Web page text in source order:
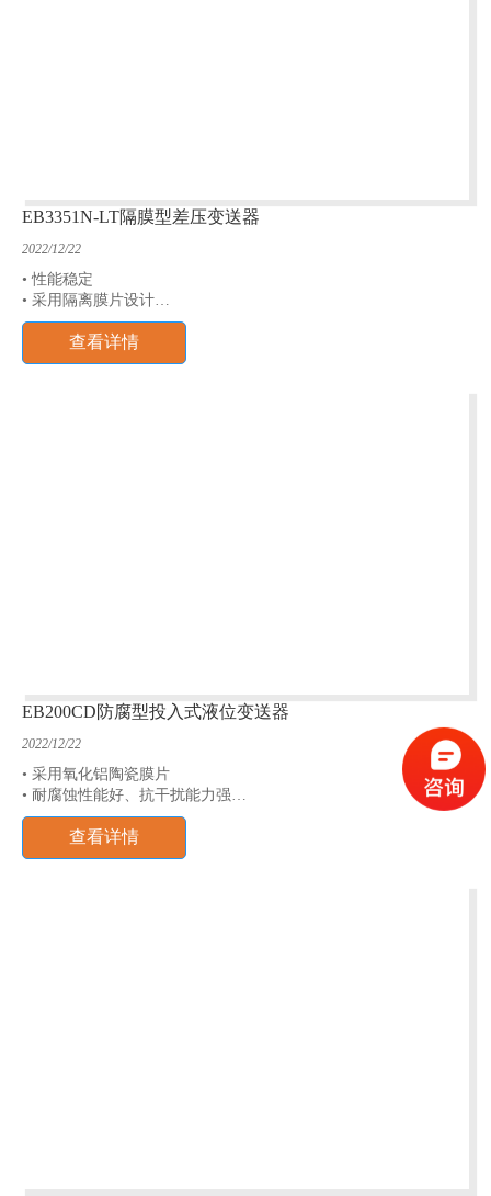
EB3351N-LT隔膜型差压变送器
2022/12/22
• 性能稳定
• 采用隔离膜片设计
• 多种隔离膜片可选
• 多种填充液可选
• 测量范围：0~40kPa~10MPa
查看详情
EB200CD防腐型投入式液位变送器
2022/12/22
• 采用氧化铝陶瓷膜片
• 耐腐蚀性能好、抗干扰能力强
• 温漂小、稳定性高
• 较高的测量精度和密封性
• 测量范围：0~1mH2O~100mH2O
查看详情